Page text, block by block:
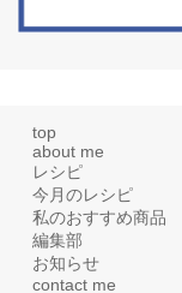
top
about me
レシピ
今月のレシピ
私のおすすめ商品
編集部
お知らせ
contact me